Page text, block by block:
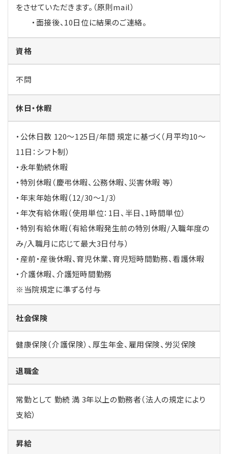
をさせていただきます。（原則mail）
・面接後、10日位に結果のご連絡。
資格
不問
休日・休暇
・公休日数 120～125日/年間 規定に基づく（月平均10～
11日：シフト制）
・永年勤続休暇
・特別休暇（慶弔休暇、公務休暇、災害休暇 等）
・年末年始休暇（12/30～1/3）
・年次有給休暇（使用単位：1日、半日、1時間単位）
・特別有給休暇（有給休暇発生前の特別休暇/入職年度の
み/入職月に応じて最大3日付与）
・産前・産後休暇、育児休業、育児短時間勤務、看護休暇
・介護休暇、介護短時間勤務
※当院規定に準ずる付与
社会保険
健康保険（介護保険）、厚生年金、雇用保険、労災保険
退職金
常勤として 勤続 満 3年以上の勤務者（法人の規定により
支給）
昇給